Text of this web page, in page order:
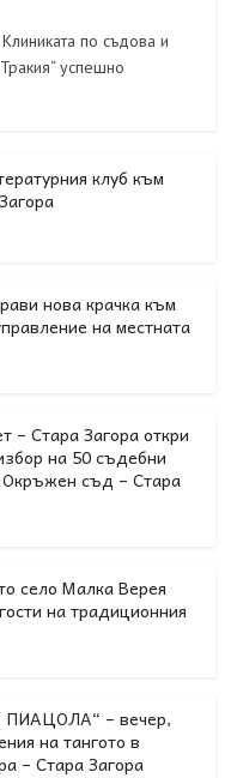
по съдова и
успешно
клуб към
нова крачка към
на местната
– Стара Загора откри
на 50 съдебни
Окръжен съд – Стара
село Малка Верея
на традиционния
– вечер,
на тангото в
– Стара Загора